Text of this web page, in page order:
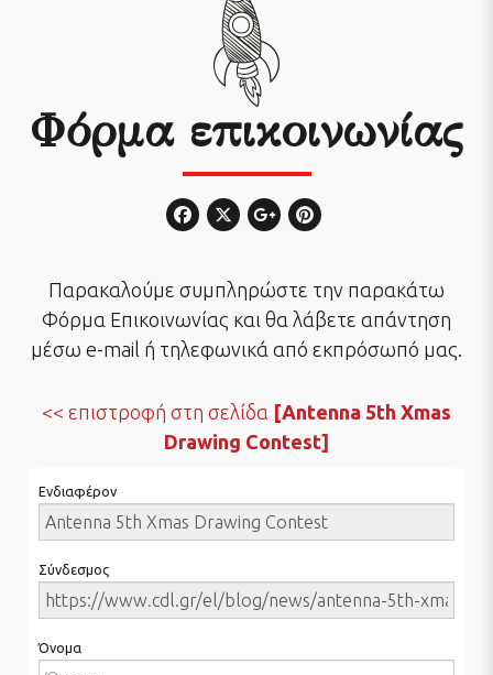
Φόρμα επικοινωνίας
Παρακαλούμε συμπληρώστε την παρακάτω
Φόρμα Επικοινωνίας και θα λάβετε απάντηση
μέσω e-mail ή τηλεφωνικά από εκπρόσωπό μας.
επιστροφή στη σελίδα [Antenna 5th Xmas
Drawing Contest]
Ενδιαφέρον
Σύνδεσμος
Όνομα